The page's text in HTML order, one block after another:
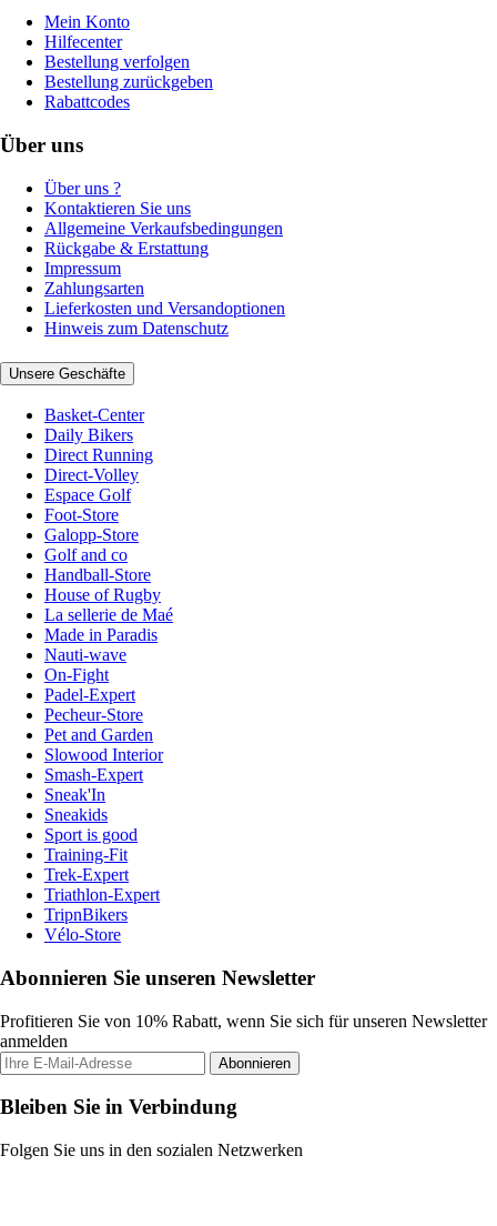
Mein Konto
Hilfecenter
Bestellung verfolgen
Bestellung zurückgeben
Rabattcodes
Über uns
Über uns ?
Kontaktieren Sie uns
Allgemeine Verkaufsbedingungen
Rückgabe & Erstattung
Impressum
Zahlungsarten
Lieferkosten und Versandoptionen
Hinweis zum Datenschutz
Unsere Geschäfte
Basket-Center
Daily Bikers
Direct Running
Direct-Volley
Espace Golf
Foot-Store
Galopp-Store
Golf and co
Handball-Store
House of Rugby
La sellerie de Maé
Made in Paradis
Nauti-wave
On-Fight
Padel-Expert
Pecheur-Store
Pet and Garden
Slowood Interior
Smash-Expert
Sneak'In
Sneakids
Sport is good
Training-Fit
Trek-Expert
Triathlon-Expert
TripnBikers
Vélo-Store
Abonnieren Sie unseren Newsletter
Profitieren Sie von 10% Rabatt, wenn Sie sich für unseren Newsletter
anmelden
Abonnieren
Bleiben Sie in Verbindung
Folgen Sie uns in den sozialen Netzwerken